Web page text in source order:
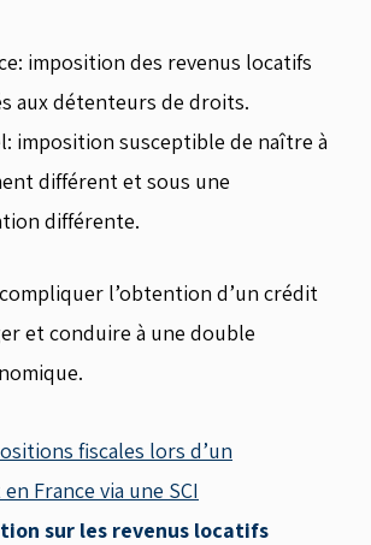
imposition des revenus locatifs
aux détenteurs de droits.
imposition susceptible de naître à
différent et sous une
différente.
l’obtention d’un crédit
et conduire à une double
fiscales lors d’un
France via une SCI
sur les revenus locatifs